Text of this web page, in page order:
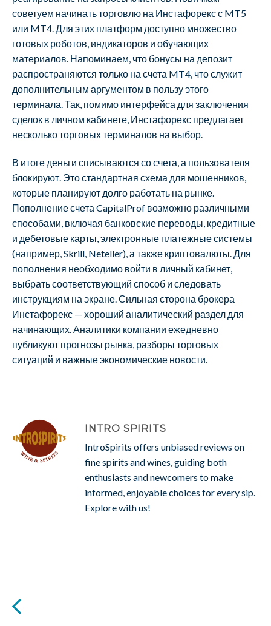
советуем начинать торговлю на Инстафорекс с MT5
или MT4. Для этих платформ доступно множество
готовых роботов, индикаторов и обучающих
материалов. Напоминаем, что бонусы на депозит
распространяются только на счета MT4, что служит
дополнительным аргументом в пользу этого
терминала. Так, помимо интерфейса для заключения
сделок в личном кабинете, Инстафорекс предлагает
несколько торговых терминалов на выбор.
В итоге деньги списываются со счета, а пользователя
блокируют. Это стандартная схема для мошенников,
которые планируют долго работать на рынке.
Пополнение счета CapitalProf возможно различными
способами, включая банковские переводы, кредитные
и дебетовые карты, электронные платежные системы
(например, Skrill, Neteller), а также криптовалюты. Для
пополнения необходимо войти в личный кабинет,
выбрать соответствующий способ и следовать
инструкциям на экране. Сильная сторона брокера
Инстафорекс — хороший аналитический раздел для
начинающих. Аналитики компании ежедневно
публикуют прогнозы рынка, разборы торговых
ситуаций и важные экономические новости.
INTRO SPIRITS
IntroSpirits offers unbiased reviews on
fine spirits and wines, guiding both
enthusiasts and newcomers to make
informed, enjoyable choices for every sip.
Explore with us!